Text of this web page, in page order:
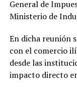
General de
Ministerio de
En dicha reunión
con el comercio
desde las
impacto directo